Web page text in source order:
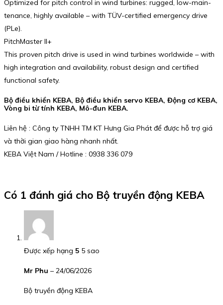
Optimized for pitch control in wind turbines: rugged, low-main­
ten­ance, highly available – with TÜV-certified emergency drive
(PLe).
PitchMaster II+
This proven pitch drive is used in wind turbines world­wide – with
high integration and availa­bility, robust design and certified
functional safety.
Bộ điều khiển KEBA, Bộ điều khiển servo KEBA, Động cơ KEBA,
Vòng bi từ tính KEBA, Mô-đun KEBA.
Liên hệ : Công ty TNHH TM KT Hưng Gia Phát để được hỗ trợ giá
và thời gian giao hàng nhanh nhất.
KEBA Việt Nam / Hotline : 0938 336 079
Có 1 đánh giá cho Bộ truyền động KEBA
Được xếp hạng 5 5 sao
Mr Phu – 24/06/2026
Bộ truyền động KEBA